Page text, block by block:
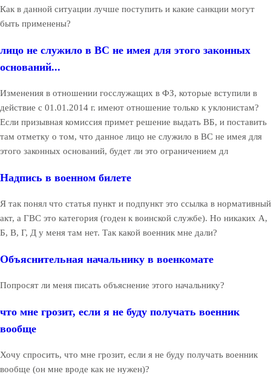
Как в данной ситуации лучше поступить и какие санкции могут
быть применены?
лицо не служило в ВС не имея для этого законных
оснований...
Изменения в отношении госслужащих в ФЗ, которые вступили в
действие с 01.01.2014 г. имеют отношение только к уклонистам?
Если призывная комиссия примет решение выдать ВБ, и поставить
там отметку о том, что данное лицо не служило в ВС не имея для
этого законных оснований, будет ли это ограничением дл
Надпись в военном билете
Я так понял что статья пункт и подпункт это ссылка в нормативный
акт, а ГВС это категория (годен к воинской службе). Но никаких А,
Б, В, Г, Д у меня там нет. Так какой военник мне дали?
Объяснительная начальнику в военкомате
Попросят ли меня писать объяснение этого начальнику?
что мне грозит, если я не буду получать военник
вообще
Хочу спросить, что мне грозит, если я не буду получать военник
вообще (он мне вроде как не нужен)?